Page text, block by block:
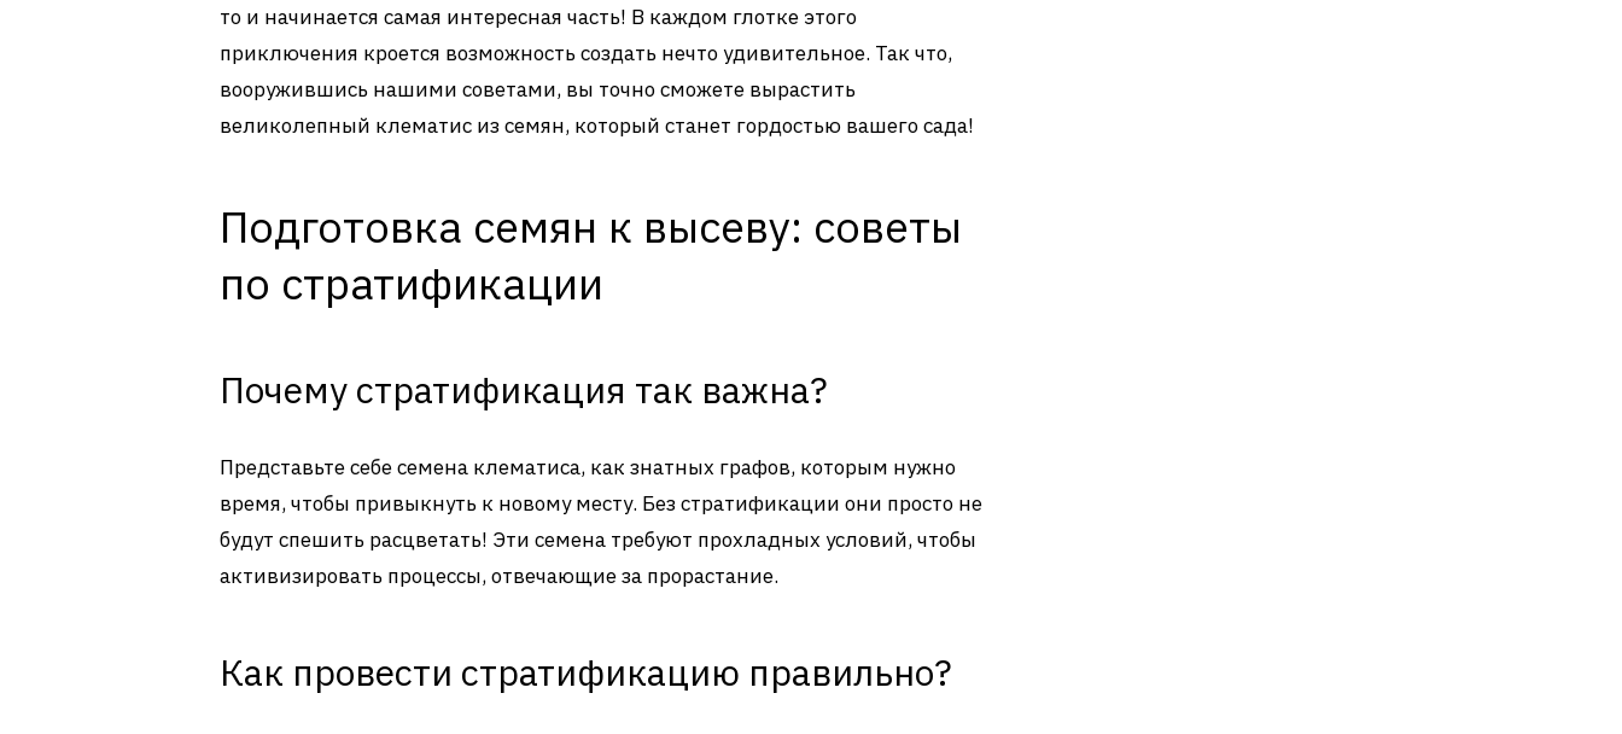
то и начинается самая интересная часть! В каждом глотке этого
приключения кроется возможность создать нечто удивительное. Так что,
вооружившись нашими советами, вы точно сможете вырастить
великолепный клематис из семян, который станет гордостью вашего сада!
Подготовка семян к высеву: советы
по стратификации
Почему стратификация так важна?
Представьте себе семена клематиса, как знатных графов, которым нужно
время, чтобы привыкнуть к новому месту. Без стратификации они просто не
будут спешить расцветать! Эти семена требуют прохладных условий, чтобы
активизировать процессы, отвечающие за прорастание.
Как провести стратификацию правильно?